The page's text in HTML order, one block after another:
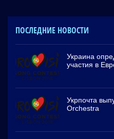
ПОСЛЕДНИЕ НОВОСТИ
Украина
участия в
Укрпочта
Orchestra